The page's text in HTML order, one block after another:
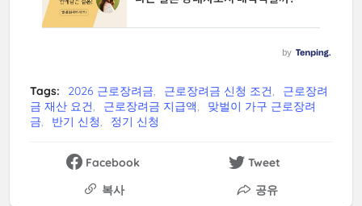
Tags: 2026 근로장려금 근로장려금 신청 조건
근로장려
금 재산 요건
근로장려금 지급액
맞벌이 가구 근로장려
금
반기 신청 정기 신청
Facebook
Tweet
복사
공유